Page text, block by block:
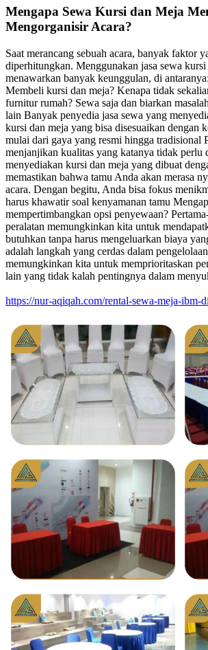
Mengapa Sewa Kursi dan Meja
Mengorganisir Acara?
Saat merancang sebuah acara, banyak faktor
diperhitungkan. Menggunakan jasa sewa kursi
menawarkan banyak keunggulan, di
Membeli kursi dan meja? Kenapa tidak
furnitur rumah? Sewa saja dan biarkan
lain Banyak penyedia jasa sewa yang
kursi dan meja yang bisa disesuaikan dengan
mulai dari gaya yang resmi hingga tradisional
menjanjikan kualitas yang katanya tidak perlu
menyediakan kursi dan meja yang dibuat
memastikan bahwa tamu Anda akan merasa
acara. Dengan begitu, Anda bisa fokus
harus khawatir soal kenyamanan tamu
mempertimbangkan opsi penyewaan?
peralatan memungkinkan kita untuk
butuhkan tanpa harus mengeluarkan biaya
adalah langkah yang cerdas dalam
memungkinkan kita untuk memprioritaskan
lain yang tidak kalah pentingnya dalam
https://nur-aqiqah.com/rental-sewa-meja-ibm-